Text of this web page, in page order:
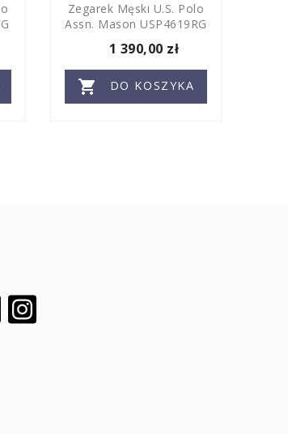
Zegarek Męski U.S. Polo
Assn. Mason USP4619RG
1 390,00 zł
 DO KOSZYKA
YouTube